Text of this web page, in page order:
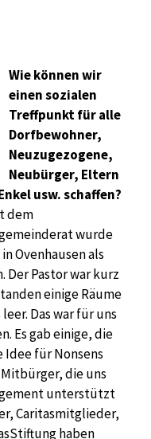
Wie können wir
einen sozialen
Treffpunkt für alle
Dorfbewohner,
Neuzugezogene,
Neubürger, Eltern
usw. schaffen?
dem
wurde
Ovenhausen als
Der Pastor war kurz
einige Räume
Das war für uns
Es gab einige, die
Idee für Nonsens
die uns
unterstützt
Caritasmitglieder,
haben